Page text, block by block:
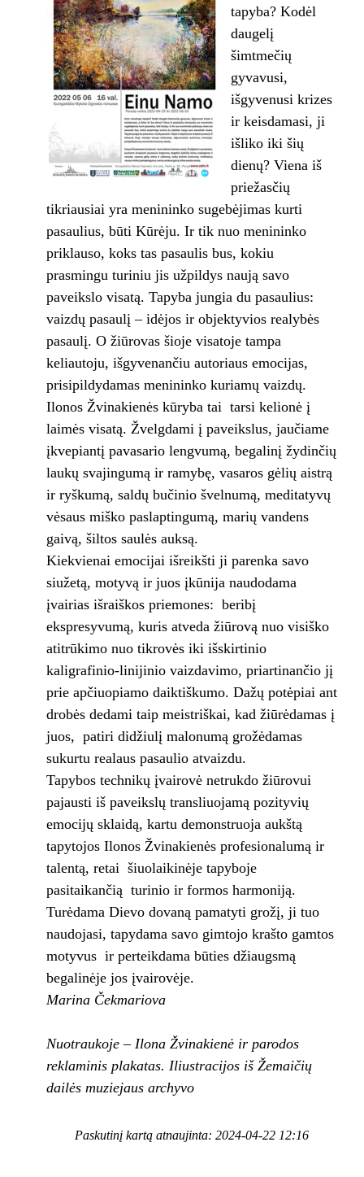
tapyba? Kodėl
daugelį
šimtmečių
gyvavusi,
išgyvenusi krizes
ir keisdamasi, ji
išliko iki šių
dienų? Viena iš
priežasčių
tikriausiai yra menininko sugebėjimas kurti
pasaulius, būti Kūrėju. Ir tik nuo menininko
priklauso, koks tas pasaulis bus, kokiu
prasmingu turiniu jis užpildys naują savo
paveikslo visatą. Tapyba jungia du pasaulius:
vaizdų pasaulį – idėjos ir objektyvios realybės
pasaulį. O žiūrovas šioje visatoje tampa
keliautoju, išgyvenančiu autoriaus emocijas,
prisipildydamas menininko kuriamų vaizdų.
Ilonos Žvinakienės kūryba tai tarsi kelionė į
laimės visatą. Žvelgdami į paveikslus, jaučiame
įkvepiantį pavasario lengvumą, begalinį žydinčių
laukų svajingumą ir ramybę, vasaros gėlių aistrą
ir ryškumą, saldų bučinio švelnumą, meditatyvų
vėsaus miško paslaptingumą, marių vandens
gaivą, šiltos saulės auksą.
Kiekvienai emocijai išreikšti ji parenka savo
siužetą, motyvą ir juos įkūnija naudodama
įvairias išraiškos priemones: beribį
ekspresyvumą, kuris atveda žiūrovą nuo visiško
atitrūkimo nuo tikrovės iki išskirtinio
kaligrafinio-linijinio vaizdavimo, priartinančio jį
prie apčiuopiamo daiktiškumo. Dažų potėpiai ant
drobės dedami taip meistriškai, kad žiūrėdamas į
juos, patiri didžiulį malonumą grožėdamas
sukurtu realaus pasaulio atvaizdu.
Tapybos technikų įvairovė netrukdo žiūrovui
pajausti iš paveikslų transliuojamą pozityvių
emocijų sklaidą, kartu demonstruoja aukštą
tapytojos Ilonos Žvinakienės profesionalumą ir
talentą, retai šiuolaikinėje tapyboje
pasitaikančią turinio ir formos harmoniją.
Turėdama Dievo dovaną pamatyti grožį, ji tuo
naudojasi, tapydama savo gimtojo krašto gamtos
motyvus ir perteikdama būties džiaugsmą
begalinėje jos įvairovėje.
Marina Čekmariova
Nuotraukoje – Ilona Žvinakienė ir parodos
reklaminis plakatas. Iliustracijos iš Žemaičių
dailės muziejaus archyvo
Paskutinį kartą atnaujinta: 2024-04-22 12:16